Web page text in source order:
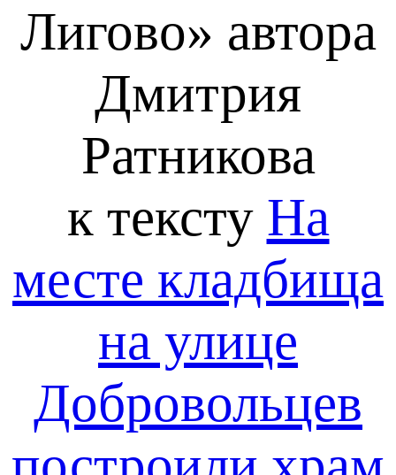
Лигово» автора
Дмитрия
Ратникова
к тексту На
месте кладбища
на улице
Добровольцев